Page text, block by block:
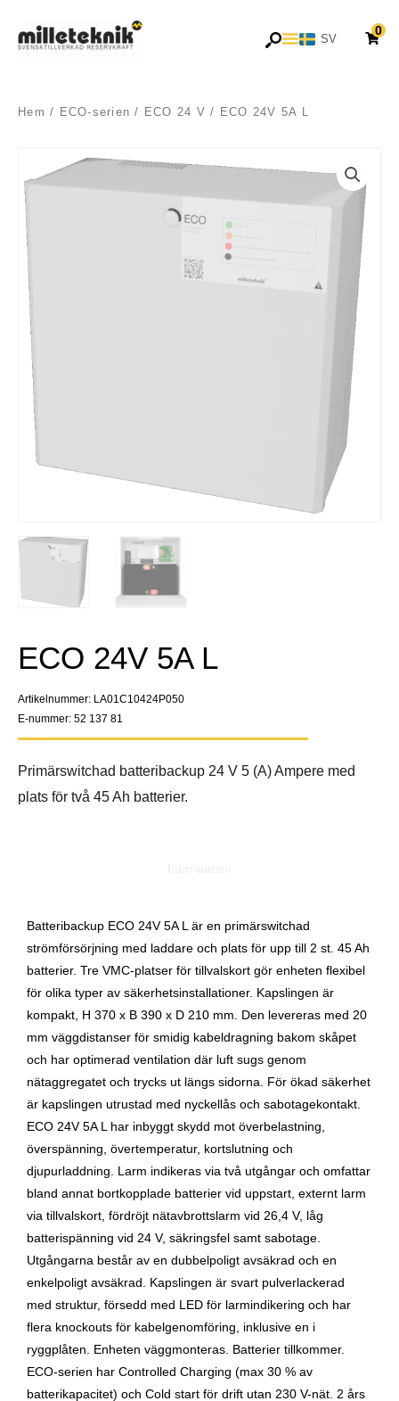
SV
EN
0
Hem / ECO-serien / ECO 24 V / ECO 24V 5A L
ECO 24V 5A L
Artikelnummer: LA01C10424P050
E-nummer: 52 137 81
Primärswitchad batteribackup 24 V 5 (A) Ampere med
plats för två 45 Ah batterier.
Batteribackup ECO 24V 5A L är en primärswitchad
strömförsörjning med laddare och plats för upp till 2 st. 45 Ah
batterier. Tre VMC-platser för tillvalskort gör enheten flexibel
för olika typer av säkerhetsinstallationer. Kapslingen är
kompakt, H 370 x B 390 x D 210 mm. Den levereras med 20
mm väggdistanser för smidig kabeldragning bakom skåpet
och har optimerad ventilation där luft sugs genom
nätaggregatet och trycks ut längs sidorna. För ökad säkerhet
är kapslingen utrustad med nyckellås och sabotagekontakt.
ECO 24V 5A L har inbyggt skydd mot överbelastning,
överspänning, övertemperatur, kortslutning och
djupurladdning. Larm indikeras via två utgångar och omfattar
bland annat bortkopplade batterier vid uppstart, externt larm
via tillvalskort, fördröjt nätavbrottslarm vid 26,4 V, låg
batterispänning vid 24 V, säkringsfel samt sabotage.
Utgångarna består av en dubbelpoligt avsäkrad och en
enkelpoligt avsäkrad. Kapslingen är svart pulverlackerad
med struktur, försedd med LED för larmindikering och har
flera knockouts för kabelgenomföring, inklusive en i
ryggplåten. Enheten väggmonteras. Batterier tillkommer.
ECO-serien har Controlled Charging (max 30 % av
batterikapacitet) och Cold start för drift utan 230 V-nät. 2 års